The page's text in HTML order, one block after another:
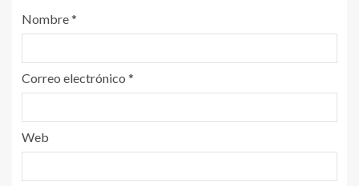
Nombre*
Correo electrónico *
Web